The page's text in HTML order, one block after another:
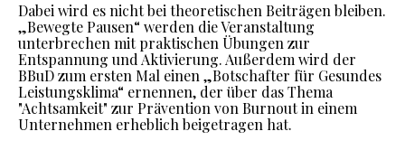
Dabei wird es nicht bei theoretischen Beiträgen bleiben.
„Bewegte Pausen“ werden die Veranstaltung
unterbrechen mit praktischen Übungen zur
Entspannung und Aktivierung. Außerdem wird der
BBuD zum ersten Mal einen „Botschafter für Gesundes
Leistungsklima“ ernennen, der über das Thema
"Achtsamkeit" zur Prävention von Burnout in einem
Unternehmen erheblich beigetragen hat.